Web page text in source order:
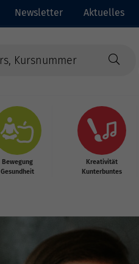
Newsletter Aktuelles
Bewegung
Gesundheit
Kreativität
Kunterbuntes